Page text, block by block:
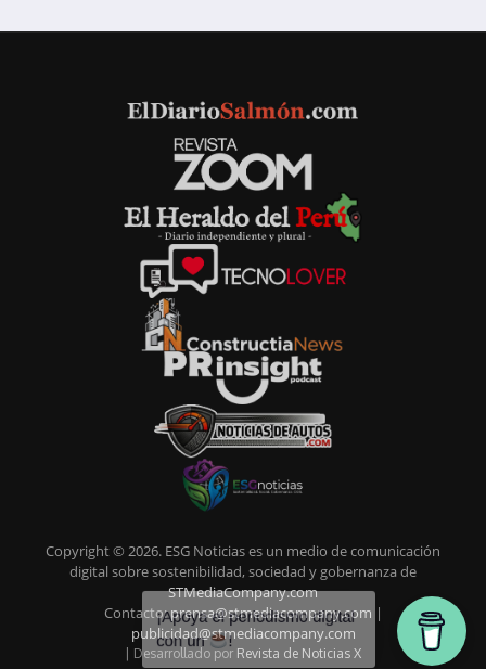
Copyright © 2026. ESG Noticias es un medio de comunicación
digital sobre sostenibilidad, sociedad y gobernanza de
STMediaCompany.com
Contacto:prensa@stmediacompany.com |
publicidad@stmediacompany.com
| Desarrollado por Revista de Noticias X